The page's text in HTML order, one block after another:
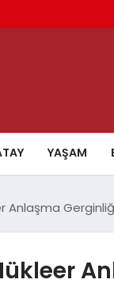
YAŞAM
Anlaşma